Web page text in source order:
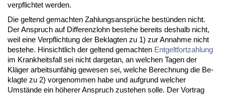
ver­pflich­tet wer­den.
Die gel­tend ge­mach­ten Zah­lungs­ansprüche bestünden nicht.
Der An­spruch auf Dif­fe­renz­lohn be­ste­he be­reits des­halb nicht,
weil ei­ne Ver­pflich­tung der Be­klag­ten zu 1) zur An­nah­me nicht
be­ste­he. Hin­sicht­lich der gel­tend ge­mach­ten Ent­gelt­fort­zah­lung
im Krank­heits­fall sei nicht dar­ge­tan, an wel­chen Ta­gen der
Kläger ar­beits­unfähig ge­we­sen sei, wel­che Be­rech­nung die Be­
klag­te zu 2) vor­ge­nom­men ha­be und auf­grund wel­cher
Umstände ein höhe­rer An­spruch zu­ste­hen sol­le. Der Vor­trag